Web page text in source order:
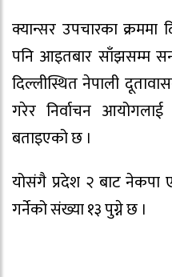
क्यान्सर उपचारका क्रममा
पनि आइतबार साँझसम्म
दिल्लीस्थित नेपाली
गरेर निर्वाचन
बताइएको छ ।
योसंगै प्रदेश २ बाट
गर्नेको संख्या १३ पुग्ने छ ।